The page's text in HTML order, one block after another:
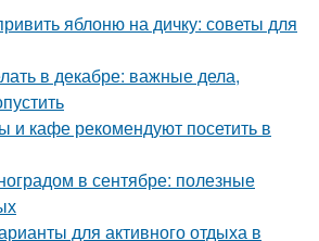
яблоню на дичку: советы для
в декабре: важные дела,
и кафе рекомендуют посетить в
в сентябре: полезные
для активного отдыха в